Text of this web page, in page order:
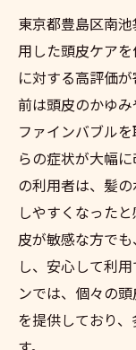
東京都豊島区南
用した頭皮ケア
に対する高評価
前は頭皮のかゆ
ファインバブル
らの症状が大幅
の利用者は、髪
しやすくなった
皮が敏感な方で
し、安心して利
ンでは、個々の
を提供しており